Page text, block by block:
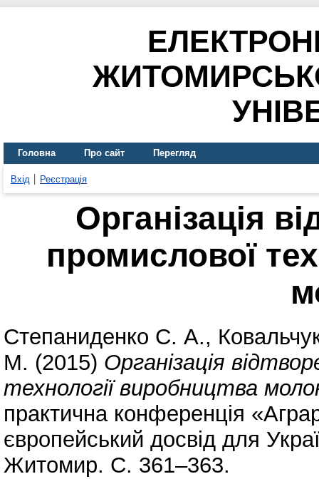
Головна Про сайт Перегляд
Вхід Реєстрація
Організація
промислової
Степаниденко С. А.,
М. (2015) Організація
технології виробництва
практична конференція
європейський досвід для
Житомир. С. 361–363.